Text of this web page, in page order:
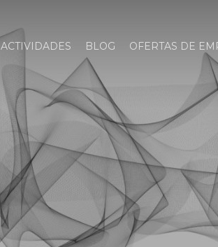
ACTIVIDADES BLOG OFERTAS DE